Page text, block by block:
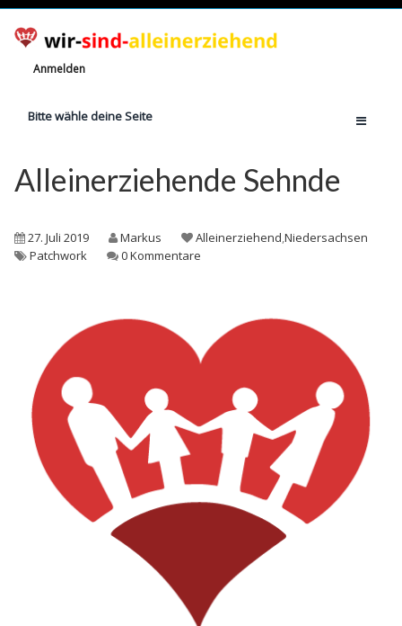
Anmelden
Bitte wähle deine Seite
Jetzt registrieren!
Anzahl Alleinerziehende
Wissen
Rechte
Alleinerziehende Sehnde
27. Juli 2019 Markus Alleinerziehend,Niedersachsen
Patchwork
0 Kommentare